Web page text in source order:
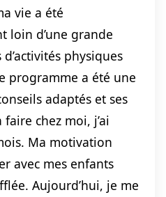
vie a été
loin d’une grande
physiques
programme a été une
adaptés et ses
faire chez moi, j’ai
Ma motivation
avec mes enfants
Aujourd’hui, je me